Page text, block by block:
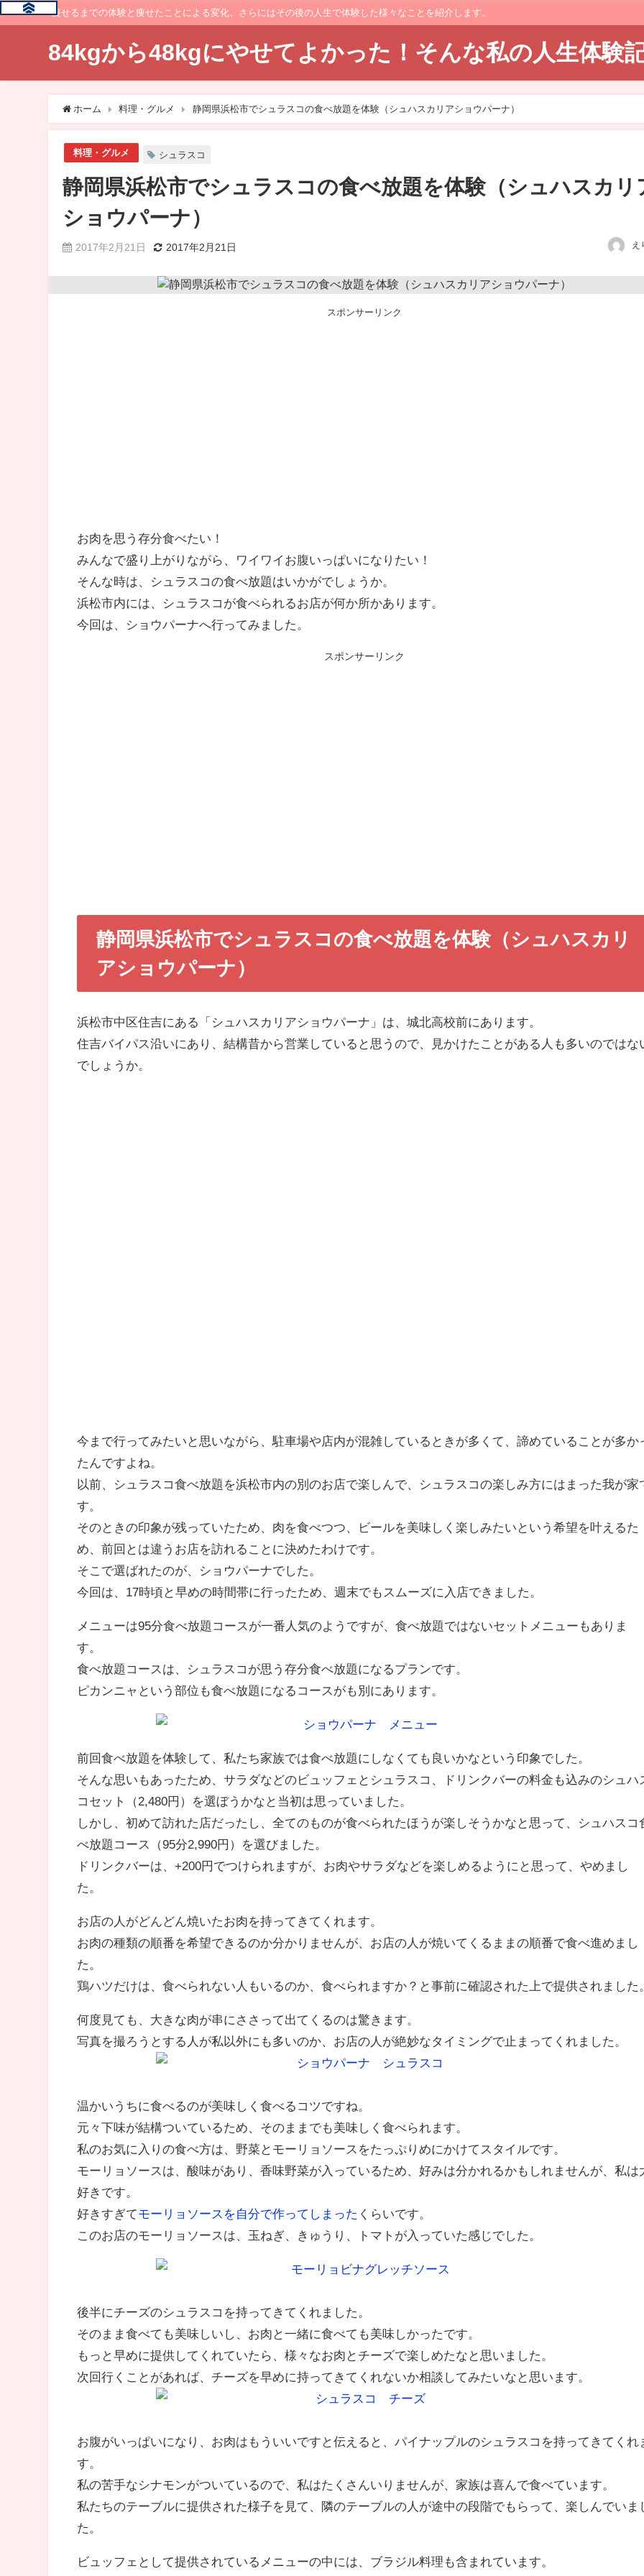
痩せるまでの体験と痩せたことによる変化、さらにはその後の人生で体験した様々なことを紹介します。
84kgから48kgにやせてよかった！そんな私の人生体験
ホーム 料理・グルメ 静岡県浜松市でシュラスコの食べ放題を体験（シュハスカリアショウパーナ）
料理・グルメ シュラスコ
静岡県浜松市でシュラスコの食べ放題を体験（シュハスカリ
ショウパーナ）
2017年2月21日 2017年2月21日 え
スポンサーリンク
お肉を思う存分食べたい！
みんなで盛り上がりながら、ワイワイお腹いっぱいになりたい！
そんな時は、シュラスコの食べ放題はいかがでしょうか。
浜松市内には、シュラスコが食べられるお店が何か所かあります。
今回は、ショウパーナへ行ってみました。
スポンサーリンク
静岡県浜松市でシュラスコの食べ放題を体験（シュハスカリ
アショウパーナ）
浜松市中区住吉にある「シュハスカリアショウパーナ」は、城北高校前にあります。
住吉バイパス沿いにあり、結構昔から営業していると思うので、見かけたことがある人も多いのではな
でしょうか。
今まで行ってみたいと思いながら、駐車場や店内が混雑しているときが多くて、諦めていることが多か
たんですよね。
以前、シュラスコ食べ放題を浜松市内の別のお店で楽しんで、シュラスコの楽しみ方にはまった我が家
す。
そのときの印象が残っていたため、肉を食べつつ、ビールを美味しく楽しみたいという希望を叶えるた
め、前回とは違うお店を訪れることに決めたわけです。
そこで選ばれたのが、ショウパーナでした。
今回は、17時頃と早めの時間帯に行ったため、週末でもスムーズに入店できました。
メニューは95分食べ放題コースが一番人気のようですが、食べ放題ではないセットメニューもありま
す。
食べ放題コースは、シュラスコが思う存分食べ放題になるプランです。
ピカンニャという部位も食べ放題になるコースがも別にあります。
前回食べ放題を体験して、私たち家族では食べ放題にしなくても良いかなという印象でした。
そんな思いもあったため、サラダなどのビュッフェとシュラスコ、ドリンクバーの料金も込みのシュハ
コセット（2,480円）を選ぼうかなと当初は思っていました。
しかし、初めて訪れた店だったし、全てのものが食べられたほうが楽しそうかなと思って、シュハスコ
べ放題コース（95分2,990円）を選びました。
ドリンクバーは、+200円でつけられますが、お肉やサラダなどを楽しめるようにと思って、やめまし
た。
お店の人がどんどん焼いたお肉を持ってきてくれます。
お肉の種類の順番を希望できるのか分かりませんが、お店の人が焼いてくるままの順番で食べ進めまし
た。
鶏ハツだけは、食べられない人もいるのか、食べられますか？と事前に確認された上で提供されました
何度見ても、大きな肉が串にささって出てくるのは驚きます。
写真を撮ろうとする人が私以外にも多いのか、お店の人が絶妙なタイミングで止まってくれました。
温かいうちに食べるのが美味しく食べるコツですね。
元々下味が結構ついているため、そのままでも美味しく食べられます。
私のお気に入りの食べ方は、野菜とモーリョソースをたっぷりめにかけてスタイルです。
モーリョソースは、酸味があり、香味野菜が入っているため、好みは分かれるかもしれませんが、私は
好きです。
好きすぎてモーリョソースを自分で作ってしまった くらいです。
このお店のモーリョソースは、玉ねぎ、きゅうり、トマトが入っていた感じでした。
後半にチーズのシュラスコを持ってきてくれました。
そのまま食べても美味しいし、お肉と一緒に食べても美味しかったです。
もっと早めに提供してくれていたら、様々なお肉とチーズで楽しめたなと思いました。
次回行くことがあれば、チーズを早めに持ってきてくれないか相談してみたいなと思います。
お腹がいっぱいになり、お肉はもういいですと伝えると、パイナップルのシュラスコを持ってきてくれ
す。
私の苦手なシナモンがついているので、私はたくさんいりませんが、家族は喜んで食べています。
私たちのテーブルに提供された様子を見て、隣のテーブルの人が途中の段階でもらって、楽しんでいま
た。
ビュッフェとして提供されているメニューの中には、ブラジル料理も含まれています。